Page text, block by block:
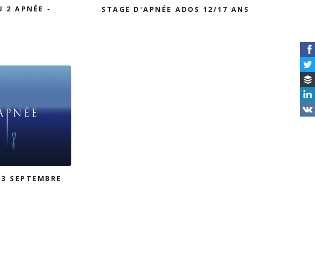
2 APNÉE -
STAGE D'APNÉE ADOS 12/17 ANS
SEPTEMBRE